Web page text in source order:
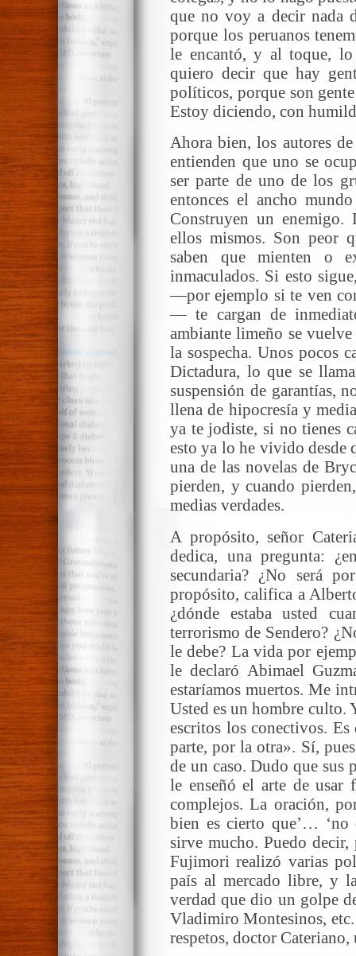
que no voy a decir nada
porque los peruanos
le encantó, y al toque,
quiero decir que hay
políticos, porque son
Estoy diciendo, con
Ahora bien, los autores
entienden que uno se
ser parte de uno de los
entonces el ancho
Construyen un enemigo.
ellos mismos. Son peor
saben que mienten o
inmaculados. Si esto
—por ejemplo si te ven
— te cargan de
ambiante limeño se
la sospecha. Unos pocos
Dictadura, lo que se
suspensión de garantías,
llena de hipocresía y
ya te jodiste, si no tienes
esto ya lo he vivido desde
una de las novelas de
pierden, y cuando
medias verdades.
A propósito, señor
dedica, una pregunta:
secundaria? ¿No será
propósito, califica a
¿dónde estaba usted
terrorismo de Sendero?
le debe? La vida por
le declaró Abimael
estaríamos muertos. Me
Usted es un hombre culto.
escritos los conectivos.
parte, por la otra». Sí,
de un caso. Dudo que sus
le enseñó el arte de usar
complejos. La oración,
bien es cierto que’…
sirve mucho. Puedo
Fujimori realizó varias
país al mercado libre, y
verdad que dio un golpe
Vladimiro Montesinos,
respetos, doctor Cateriano,